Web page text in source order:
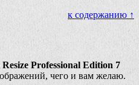
к содержанию ↑
Professional Edition 7
чего и вам желаю.